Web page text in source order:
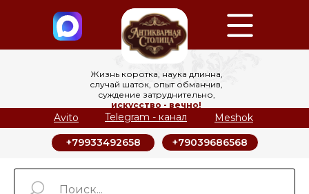
Жизнь коротка, наука длинна,
случай шаток, опыт обманчив,
суждение затруднительно,
искусство - вечно!
+79039686568
+79933492658
Meshok
Avito Telegram - канал